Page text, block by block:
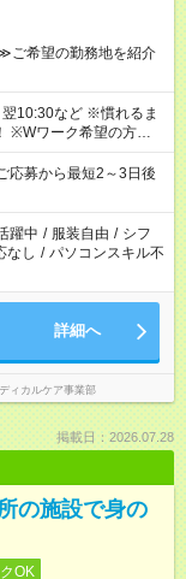
ご希望の勤務地を紹介
10:30など ※慣れるま
応募から最短2～3日後
躍中 / 服装自由 / シフ
なし / パソコンスキル不
詳細へ
ィカルケア事業部
掲載日：2026.07.28
の施設で身の
OK